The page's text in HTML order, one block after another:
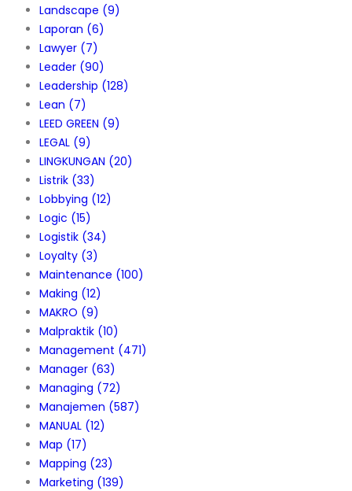
Landscape (9)
Laporan (6)
Lawyer (7)
Leader (90)
Leadership (128)
Lean (7)
LEED GREEN (9)
LEGAL (9)
LINGKUNGAN (20)
Listrik (33)
Lobbying (12)
Logic (15)
Logistik (34)
Loyalty (3)
Maintenance (100)
Making (12)
MAKRO (9)
Malpraktik (10)
Management (471)
Manager (63)
Managing (72)
Manajemen (587)
MANUAL (12)
Map (17)
Mapping (23)
Marketing (139)